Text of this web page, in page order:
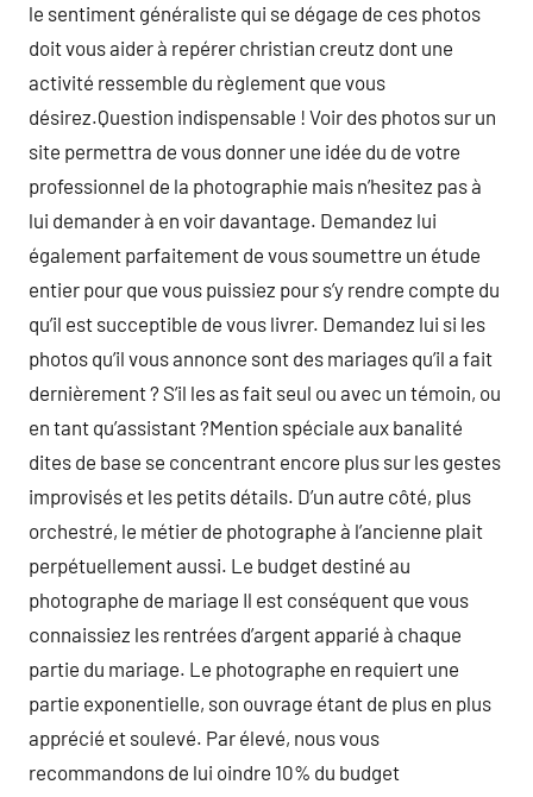
le sentiment généraliste qui se dégage de ces photos
doit vous aider à repérer christian creutz dont une
activité ressemble du règlement que vous
désirez.Question indispensable ! Voir des photos sur un
site permettra de vous donner une idée du de votre
professionnel de la photographie mais n’hesitez pas à
lui demander à en voir davantage. Demandez lui
également parfaitement de vous soumettre un étude
entier pour que vous puissiez pour s’y rendre compte du
qu’il est succeptible de vous livrer. Demandez lui si les
photos qu’il vous annonce sont des mariages qu’il a fait
dernièrement ? S’il les as fait seul ou avec un témoin, ou
en tant qu’assistant ?Mention spéciale aux banalité
dites de base se concentrant encore plus sur les gestes
improvisés et les petits détails. D’un autre côté, plus
orchestré, le métier de photographe à l’ancienne plait
perpétuellement aussi. Le budget destiné au
photographe de mariage Il est conséquent que vous
connaissiez les rentrées d’argent apparié à chaque
partie du mariage. Le photographe en requiert une
partie exponentielle, son ouvrage étant de plus en plus
apprécié et soulevé. Par élevé, nous vous
recommandons de lui oindre 10% du budget